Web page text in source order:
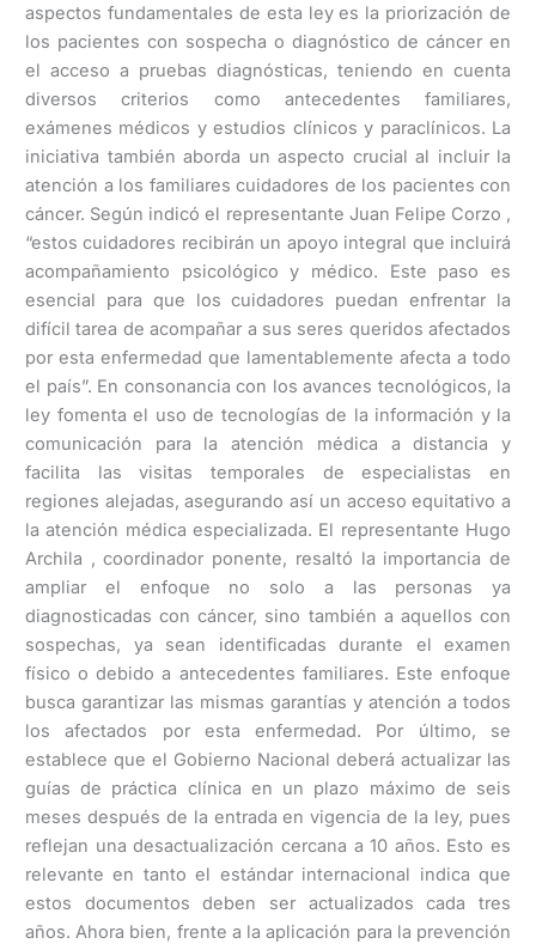
aspectos fundamentales de esta ley es la priorización de
los pacientes con sospecha o diagnóstico de cáncer en
el acceso a pruebas diagnósticas, teniendo en cuenta
diversos criterios como antecedentes familiares,
exámenes médicos y estudios clínicos y paraclínicos. La
iniciativa también aborda un aspecto crucial al incluir la
atención a los familiares cuidadores de los pacientes con
cáncer. Según indicó el representante Juan Felipe Corzo ,
“estos cuidadores recibirán un apoyo integral que incluirá
acompañamiento psicológico y médico. Este paso es
esencial para que los cuidadores puedan enfrentar la
difícil tarea de acompañar a sus seres queridos afectados
por esta enfermedad que lamentablemente afecta a todo
el país”. En consonancia con los avances tecnológicos, la
ley fomenta el uso de tecnologías de la información y la
comunicación para la atención médica a distancia y
facilita las visitas temporales de especialistas en
regiones alejadas, asegurando así un acceso equitativo a
la atención médica especializada. El representante Hugo
Archila , coordinador ponente, resaltó la importancia de
ampliar el enfoque no solo a las personas ya
diagnosticadas con cáncer, sino también a aquellos con
sospechas, ya sean identificadas durante el examen
físico o debido a antecedentes familiares. Este enfoque
busca garantizar las mismas garantías y atención a todos
los afectados por esta enfermedad. Por último, se
establece que el Gobierno Nacional deberá actualizar las
guías de práctica clínica en un plazo máximo de seis
meses después de la entrada en vigencia de la ley, pues
reflejan una desactualización cercana a 10 años. Esto es
relevante en tanto el estándar internacional indica que
estos documentos deben ser actualizados cada tres
años. Ahora bien, frente a la aplicación para la prevención